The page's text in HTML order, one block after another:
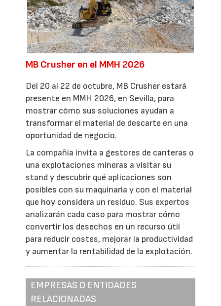
MB Crusher en el MMH 2026
Del 20 al 22 de octubre, MB Crusher estará
presente en MMH 2026, en Sevilla, para
mostrar cómo sus soluciones ayudan a
transformar el material de descarte en una
oportunidad de negocio.
La compañía invita a gestores de canteras o
una explotaciones mineras a visitar su
stand y descubrir qué aplicaciones son
posibles con su maquinaria y con el material
que hoy considera un residuo. Sus expertos
analizarán cada caso para mostrar cómo
convertir los desechos en un recurso útil
para reducir costes, mejorar la productividad
y aumentar la rentabilidad de la explotación.
EMPRESAS O ENTIDADES
RELACIONADAS